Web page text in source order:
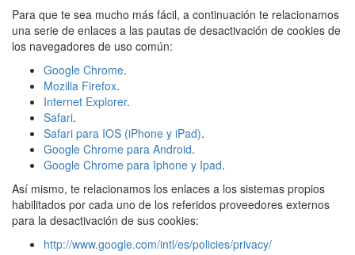
Para que te sea mucho más fácil, a continuación te relacionamos
una serie de enlaces a las pautas de desactivación de cookies de
los navegadores de uso común:
Google Chrome.
Mozilla Firefox.
Internet Explorer.
Safari.
Safari para IOS (iPhone y iPad).
Google Chrome para Android.
Google Chrome para Iphone y Ipad.
Así mismo, te relacionamos los enlaces a los sistemas propios
habilitados por cada uno de los referidos proveedores externos
para la desactivación de sus cookies:
http://www.google.com/intl/es/policies/privacy/